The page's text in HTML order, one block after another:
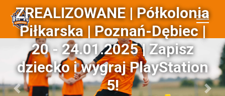
ZREALIZOWANE | Półkolonia
Piłkarska | Poznań-Dębiec |
20 - 24.01.2025 | Zapisz
dziecko i wygraj PlayStation
5!
Previous Next